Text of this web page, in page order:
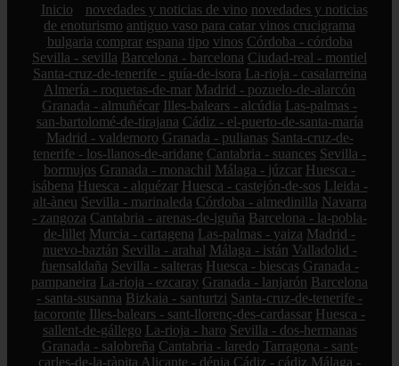
Inicio novedades y noticias de vino novedades y noticias
de enoturismo antiguo vaso para catar vinos crucigrama
bulgaria comprar espana tipo vinos Córdoba - córdoba
Sevilla - sevilla Barcelona - barcelona Ciudad-real - montiel
Santa-cruz-de-tenerife - guía-de-isora La-rioja - casalarreina
Almería - roquetas-de-mar Madrid - pozuelo-de-alarcón
Granada - almuñécar Illes-balears - alcúdia Las-palmas -
san-bartolomé-de-tirajana Cádiz - el-puerto-de-santa-maría
Madrid - valdemoro Granada - pulianas Santa-cruz-de-
tenerife - los-llanos-de-aridane Cantabria - suances Sevilla -
bormujos Granada - monachil Málaga - júzcar Huesca -
isábena Huesca - alquézar Huesca - castejón-de-sos Lleida -
alt-àneu Sevilla - marinaleda Córdoba - almedinilla Navarra
- zangoza Cantabria - arenas-de-iguña Barcelona - la-pobla-
de-lillet Murcia - cartagena Las-palmas - yaiza Madrid -
nuevo-baztán Sevilla - arahal Málaga - istán Valladolid -
fuensaldaña Sevilla - salteras Huesca - biescas Granada -
pampaneira La-rioja - ezcaray Granada - lanjarón Barcelona
- santa-susanna Bizkaia - santurtzi Santa-cruz-de-tenerife -
tacoronte Illes-balears - sant-llorenç-des-cardassar Huesca -
sallent-de-gállego La-rioja - haro Sevilla - dos-hermanas
Granada - salobreña Cantabria - laredo Tarragona - sant-
carles-de-la-ràpita Alicante - dénia Cádiz - cádiz Málaga -